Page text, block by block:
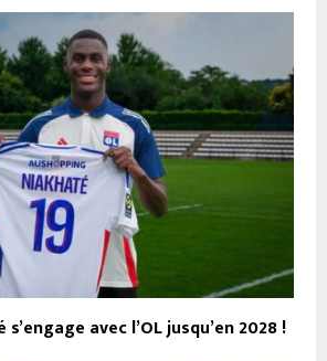
avec l’OL jusqu’en 2028 !